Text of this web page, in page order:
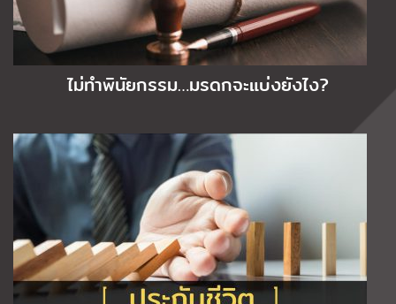
ไม่ทำพินัยกรรม…มรดกจะแบ่งยังไง?